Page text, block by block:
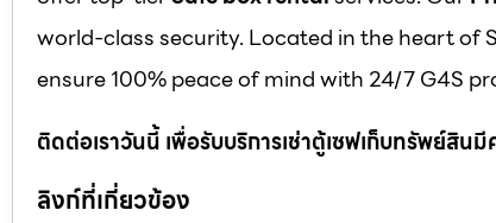
world-class security. Located in the heart of
ensure 100% peace of mind with 24/7 G4S
ติดต่อเราวันนี้ เพื่อรับบริการเช่าตู้เซฟเก็บทรัพย์สิ
ลิงก์ที่เกี่ยวข้อง